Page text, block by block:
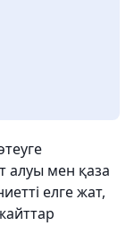
алуы мен қаза
елге жат,